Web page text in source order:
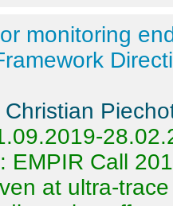
monitoring
Christian
EMPIR Call
at ultra-